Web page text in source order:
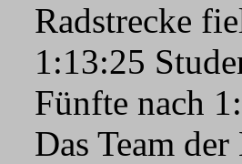
Radstrecke
1:13:25
Fünfte nach
Das Team